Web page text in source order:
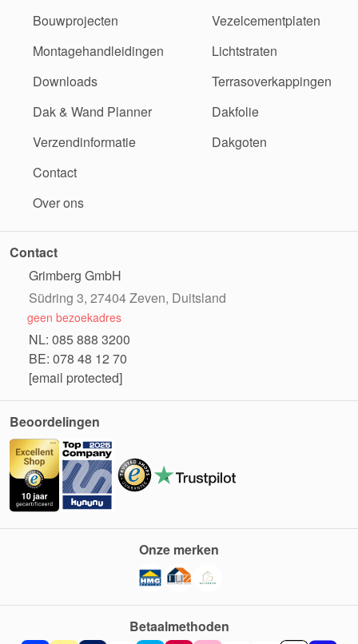
Bouwprojecten
Montagehandleidingen
Downloads
Dak & Wand Planner
Verzendinformatie
Contact
Over ons
Vezelcementplaten
Lichtstraten
Terrasoverkappingen
Dakfolie
Dakgoten
Contact
Grimberg GmbH
Südring 3, 27404 Zeven, Duitsland
geen bezoekadres
NL: 085 888 3200
BE: 078 48 12 70
[email protected]
Beoordelingen
Betaalmethoden
Onze merken